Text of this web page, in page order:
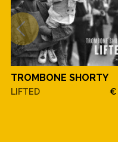
TROMBONE SHORTY
LIFTED €